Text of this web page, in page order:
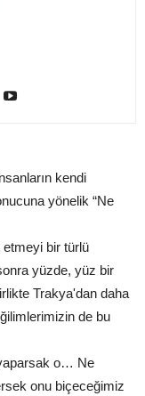
kendi
yönelik “Ne
etmeyi bir türlü
yüzde, yüz bir
Trakya'dan daha
de bu
o… Ne
onu biçeceğimiz